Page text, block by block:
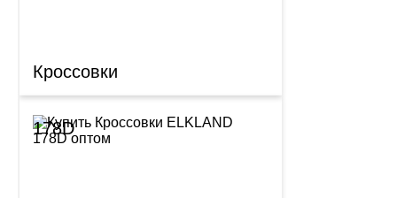
Кроссовки
178D